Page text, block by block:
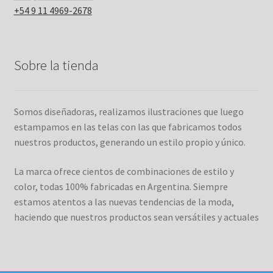
+54 9 11 4969-2678
Sobre la tienda
Somos diseñadoras, realizamos ilustraciones que luego
estampamos en las telas con las que fabricamos todos
nuestros productos, generando un estilo propio y único.
La marca ofrece cientos de combinaciones de estilo y
color, todas 100% fabricadas en Argentina. Siempre
estamos atentos a las nuevas tendencias de la moda,
haciendo que nuestros productos sean versátiles y actuales